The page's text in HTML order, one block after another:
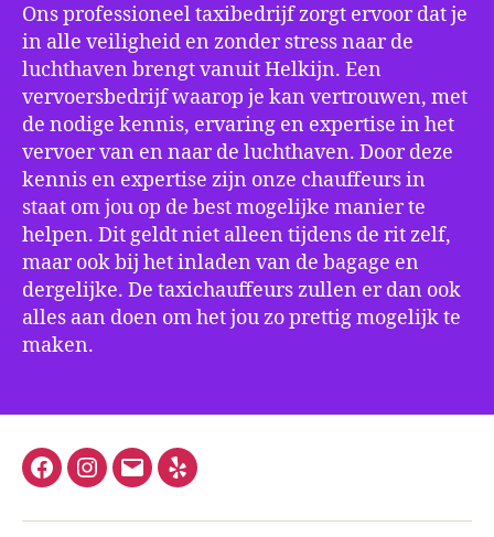
Ons professioneel taxibedrijf zorgt ervoor dat je
in alle veiligheid en zonder stress naar de
luchthaven brengt vanuit Helkijn. Een
vervoersbedrijf waarop je kan vertrouwen, met
de nodige kennis, ervaring en expertise in het
vervoer van en naar de luchthaven. Door deze
kennis en expertise zijn onze chauffeurs in
staat om jou op de best mogelijke manier te
helpen. Dit geldt niet alleen tijdens de rit zelf,
maar ook bij het inladen van de bagage en
dergelijke. De taxichauffeurs zullen er dan ook
alles aan doen om het jou zo prettig mogelijk te
maken.
FacebookInstagram
E-
Yelp